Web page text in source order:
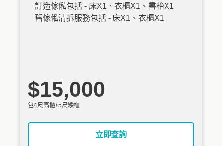
訂造傢俬包括 - 床X1、衣櫃X1、書枱X1
舊傢俬清拆服務包括 - 床X1、衣櫃X1
$15,000
包4尺高櫃+5尺矮櫃
立即查詢